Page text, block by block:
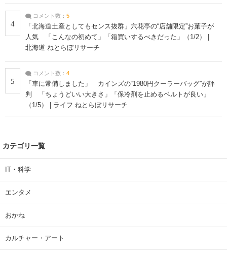
4
コメント数： 5
「北海道土産としてもセンス抜群」六花亭の“店舗限定”お菓子が
人気 「こんなの初めて」「箱買いするべきだった」（1/2） |
北海道 ねとらぼリサーチ
5
コメント数： 4
「車に常備しました」 カインズの“1980円クーラーバッグ”が評
判 「ちょうどいい大きさ」「保冷剤を止めるベルトが良い」
（1/5） | ライフ ねとらぼリサーチ
カテゴリ一覧
IT・科学
エンタメ
おかね
カルチャー・アート